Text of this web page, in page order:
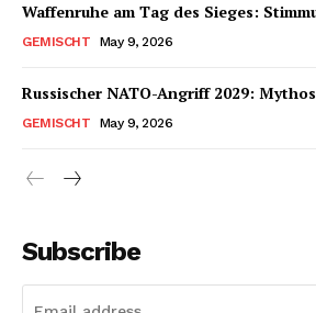
Waffenruhe am Tag des Sieges:
GEMISCHT May 9, 2026
Russischer NATO-Angriff 2029:
GEMISCHT May 9, 2026
Subscribe